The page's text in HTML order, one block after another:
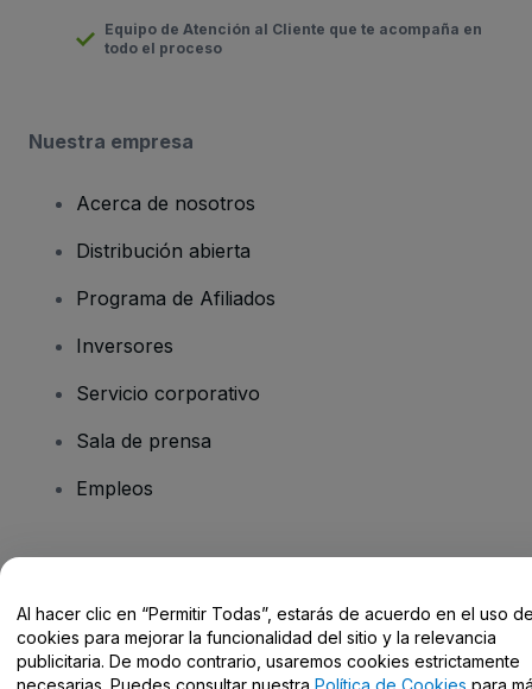
Equipo de Atención al Cliente que te acompaña en
todo el proceso
Nuestra empresa
Acerca de nosotros
Distribución abierta
Programa de Afiliados
Inversores
Servicio corporativo
Sala de prensa
Empleos
Centro de Ayuda / Contacto
Al hacer clic en “Permitir Todas”, estarás de acuerdo en el uso
cookies para mejorar la funcionalidad del sitio y la relevancia
publicitaria. De modo contrario, usaremos cookies estrictamente
necesarias. Puedes consultar nuestra Política de Cookies para